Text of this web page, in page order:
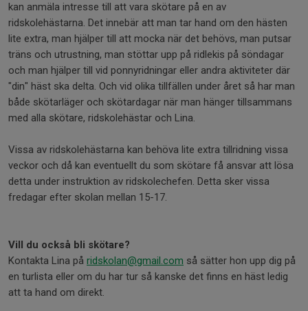
kan anmäla intresse till att vara skötare på en av
ridskolehästarna. Det innebär att man tar hand om den hästen
lite extra, man hjälper till att mocka när det behövs, man putsar
träns och utrustning, man stöttar upp på ridlekis på söndagar
och man hjälper till vid ponnyridningar eller andra aktiviteter där
"din" häst ska delta. Och vid olika tillfällen under året så har man
både skötarläger och skötardagar när man hänger tillsammans
med alla skötare, ridskolehästar och Lina.
Vissa av ridskolehästarna kan behöva lite extra tillridning vissa
veckor och då kan eventuellt du som skötare få ansvar att lösa
detta under instruktion av ridskolechefen. Detta sker vissa
fredagar efter skolan mellan 15-17.
Vill du också bli skötare?
Kontakta Lina på ridskolan@gmail.com så sätter hon upp dig på
en turlista eller om du har tur så kanske det finns en häst ledig
att ta hand om direkt.